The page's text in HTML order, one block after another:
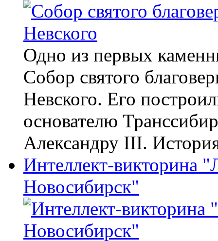
Одно из первых
Собор святого
Невского. Его
основателю
Александру III.
Интеллект-викторина
Новосибирск"